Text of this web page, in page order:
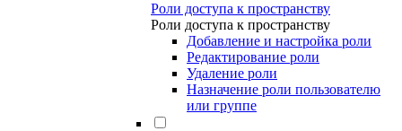
Роли доступа к пространству
Роли доступа к пространству
Добавление и настройка роли
Редактирование роли
Удаление роли
Назначение роли пользователю
или группе